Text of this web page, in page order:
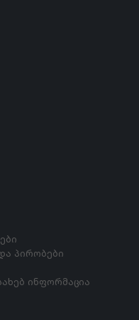
პირობები
ინფორმაცია